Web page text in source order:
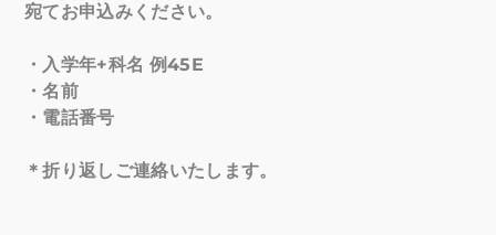
宛てお申込みください。
・入学年+科名 例45E
・名前
・電話番号
＊折り返しご連絡いたします。